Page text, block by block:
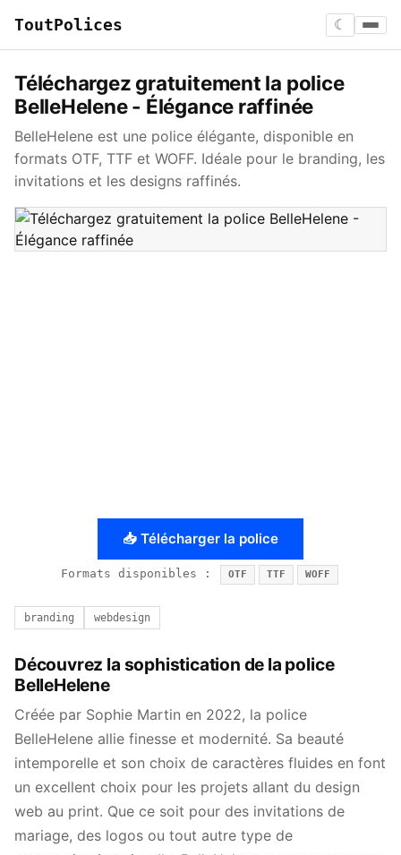
ToutPolices ☾
Téléchargez gratuitement la police
BelleHelene - Élégance raffinée
BelleHelene est une police élégante, disponible en
formats OTF, TTF et WOFF. Idéale pour le branding, les
invitations et les designs raffinés.
📥 Télécharger la police
Formats disponibles : OTF TTF WOFF
branding webdesign
Découvrez la sophistication de la police
BelleHelene
Créée par Sophie Martin en 2022, la police
BelleHelene allie finesse et modernité. Sa beauté
intemporelle et son choix de caractères fluides en font
un excellent choix pour les projets allant du design
web au print. Que ce soit pour des invitations de
mariage, des logos ou tout autre type de